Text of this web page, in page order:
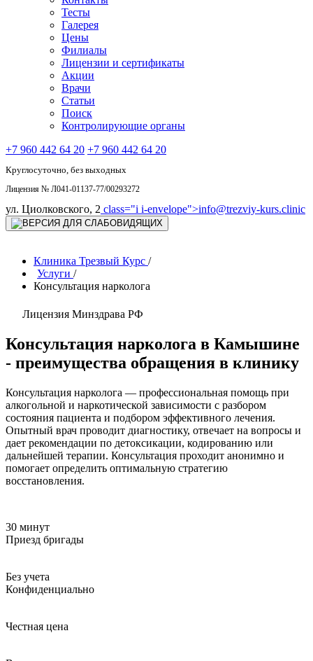
Тесты
Галерея
Цены
Филиалы
Лицензии и сертификаты
Акции
Врачи
Статьи
Поиск
Контролирующие органы
+7 960 442 64 20 +7 960 442 64 20
Круглосуточно, без выходных
Лицензия № Л041-01137-77/00293272
ул. Циолковского, 2 class="i i-envelope">info@trezviy-kurs.clinic
Клиника Трезвый Курс /
Услуги /
Консультация нарколога
Лицензия Минздрава РФ
Консультация нарколога в Камышине
- преимущества обращения в клинику
Консультация нарколога — профессиональная помощь при
алкогольной и наркотической зависимости с разбором
состояния пациента и подбором эффективного лечения.
Опытный врач проводит диагностику, отвечает на вопросы и
дает рекомендации по детоксикации, кодированию или
дальнейшей терапии. Консультация проходит анонимно и
помогает определить оптимальную стратегию
восстановления.
30 минут
Приезд бригады
Без учета
Конфиденциально
Честная цена